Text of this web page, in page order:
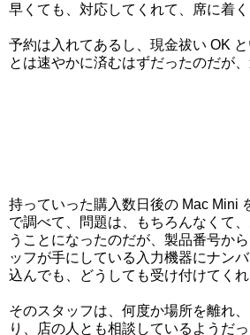
早くても、対応してくれて、席に着く
予約は入れてあるし、現金祓い OK
とは速やかに済むはずだったのだが、
持っていった購入数日後の Mac Mini
で調べて、問題は、もちろんなくて
うことになったのだが、製品番号か
ッフが手にしている入力機器にナン
込んでも、どうしても受け付けてくれ
そのスタッフは、何度か場所を離れ
り、店の人とも相談しているようだっ